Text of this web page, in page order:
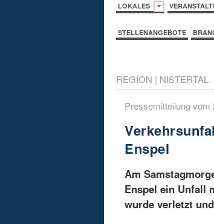
LOKALES
STELLENANGEBOTE
REGION | NISTERTAL
Pressemitteilung
Enspel
Am
Enspel ein Unfall
wurde verletzt